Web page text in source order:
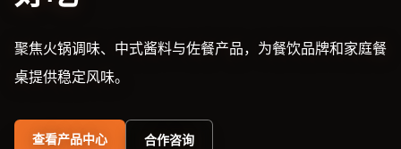
聚焦火锅调味、中式酱料与佐餐产品，为餐饮品牌和家庭餐
桌提供稳定风味。
查看产品中心 合作咨询